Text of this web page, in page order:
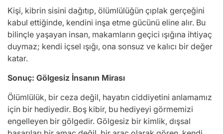
Kişi, kibrin sisini dağıtıp, ölümlülüğün çıplak gerçeğini
kabul ettiğinde, kendini inşa etme gücünü eline alır. Bu
bilinçle yaşayan insan, makamların geçici ışığına ihtiyaç
duymaz; kendi içsel ışığı, ona sonsuz ve kalıcı bir değer
katar.
Sonuç: Gölgesiz İnsanın Mirası
Ölümlülük, bir ceza değil, hayatın ciddiyetini anlamamız
için bir hediyedir. Boş kibir, bu hediyeyi görmemizi
engelleyen bir gölgedir. Gölgesiz bir kimlik, dışsal